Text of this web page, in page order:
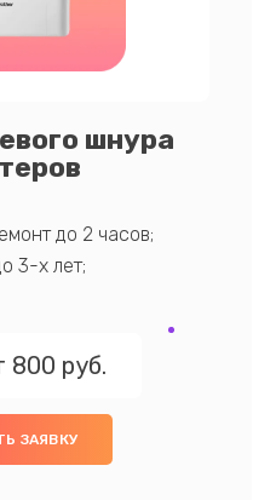
шнура
до 2 часов;
3-х лет;
800 руб.
ЗАЯВКУ